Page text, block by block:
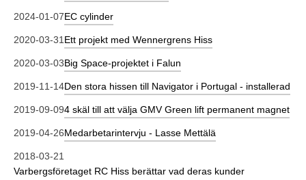
2024-01-07EC cylinder
2020-03-31 Ett projekt med Wennergrens Hiss
2020-03-03Big Space-projektet i Falun
2019-11-14Den stora hissen till Navigator i Portugal - installerad
2019-09-094 skäl till att välja GMV Green lift permanent magnet
2019-04-26Medarbetarintervju - Lasse Mettälä
2018-03-21
Varbergsföretaget RC Hiss berättar vad deras kunder